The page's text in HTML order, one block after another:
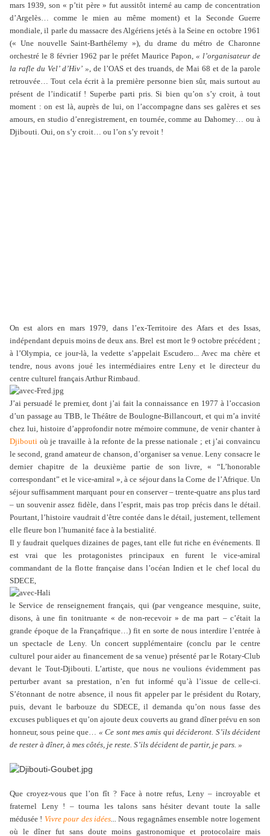
mars 1939, son « p’tit père » fut aussitôt interné au camp de concentration
d’Argelès… comme le mien au même moment) et la Seconde Guerre
mondiale, il parle du massacre des Algériens jetés à la Seine en octobre 1961
(« Une nouvelle Saint-Barthélemy »), du drame du métro de Charonne
orchestré le 8 février 1962 par le préfet Maurice Papon, « l’organisateur de
la rafle du Vel’ d’Hiv’ », de l’OAS et des truands, de Mai 68 et de la parole
retrouvée… Tout cela écrit à la première personne bien sûr, mais surtout au
présent de l’indicatif ! Superbe parti pris. Si bien qu’on s’y croit, à tout
moment : on est là, auprès de lui, on l’accompagne dans ses galères et ses
amours, en studio d’enregistrement, en tournée, comme au Dahomey… ou à
Djibouti. Oui, on s’y croit… ou l’on s’y revoit !
On est alors en mars 1979, dans l’ex-Territoire des Afars et des Issas,
indépendant depuis moins de deux ans. Brel est mort le 9 octobre précédent ;
à l’Olympia, ce jour-là, la vedette s’appelait Escudero... Avec ma chère et
tendre, nous avons joué les intermédiaires entre Leny et le directeur du
centre culturel français Arthur Rimbaud.
J’ai persuadé le premier, dont j’ai fait la connaissance en 1977 à l’occasion
d’un passage au TBB, le Théâtre de Boulogne-Billancourt, et qui m’a invité
chez lui, histoire d’approfondir notre mémoire commune, de venir chanter à
Djibouti où je travaille à la refonte de la presse nationale ; et j’ai convaincu
le second, grand amateur de chanson, d’organiser sa venue. Leny consacre le
dernier chapitre de la deuxième partie de son livre, « “L’honorable
correspondant” et le vice-amiral », à ce séjour dans la Corne de l’Afrique. Un
séjour suffisamment marquant pour en conserver – trente-quatre ans plus tard
– un souvenir assez fidèle, dans l’esprit, mais pas trop précis dans le détail.
Pourtant, l’histoire vaudrait d’être contée dans le détail, justement, tellement
elle fleure bon l’humanité face à la bestialité.
Il y faudrait quelques dizaines de pages, tant elle fut riche en événements. Il
est vrai que les protagonistes principaux en furent le vice-amiral
commandant de la flotte française dans l’océan Indien et le chef local du
SDECE,
le Service de renseignement français, qui (par vengeance mesquine, suite,
disons, à une fin tonitruante « de non-recevoir » de ma part – c’était la
grande époque de la Françafrique…) fit en sorte de nous interdire l’entrée à
un spectacle de Leny. Un concert supplémentaire (conclu par le centre
culturel pour aider au financement de sa venue) présenté par le Rotary-Club
devant le Tout-Djibouti. L’artiste, que nous ne voulions évidemment pas
perturber avant sa prestation, n’en fut informé qu’à l’issue de celle-ci.
S’étonnant de notre absence, il nous fit appeler par le président du Rotary,
puis, devant le barbouze du SDECE, il demanda qu’on nous fasse des
excuses publiques et qu’on ajoute deux couverts au grand dîner prévu en son
honneur, sous peine que… « Ce sont mes amis qui décideront. S’ils décident
de rester à dîner, à mes côtés, je reste. S’ils décident de partir, je pars. »
Que croyez-vous que l’on fît ? Face à notre refus, Leny – incroyable et
fraternel Leny ! – tourna les talons sans hésiter devant toute la salle
médusée ! Vivre pour des idées... Nous regagnâmes ensemble notre logement
où le dîner fut sans doute moins gastronomique et protocolaire mais